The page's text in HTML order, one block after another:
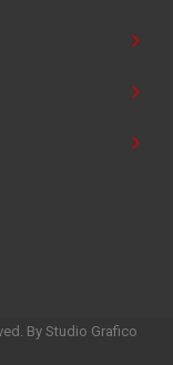
By Studio Grafico